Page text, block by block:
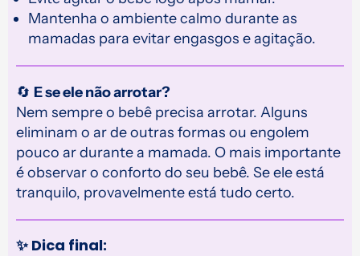
Mantenha o ambiente calmo durante as
mamadas para evitar engasgos e agitação.
🔄 E se ele não arrotar?
Nem sempre o bebê precisa arrotar. Alguns
eliminam o ar de outras formas ou engolem
pouco ar durante a mamada. O mais importante
é observar o conforto do seu bebê. Se ele está
tranquilo, provavelmente está tudo certo.
✨ Dica final: